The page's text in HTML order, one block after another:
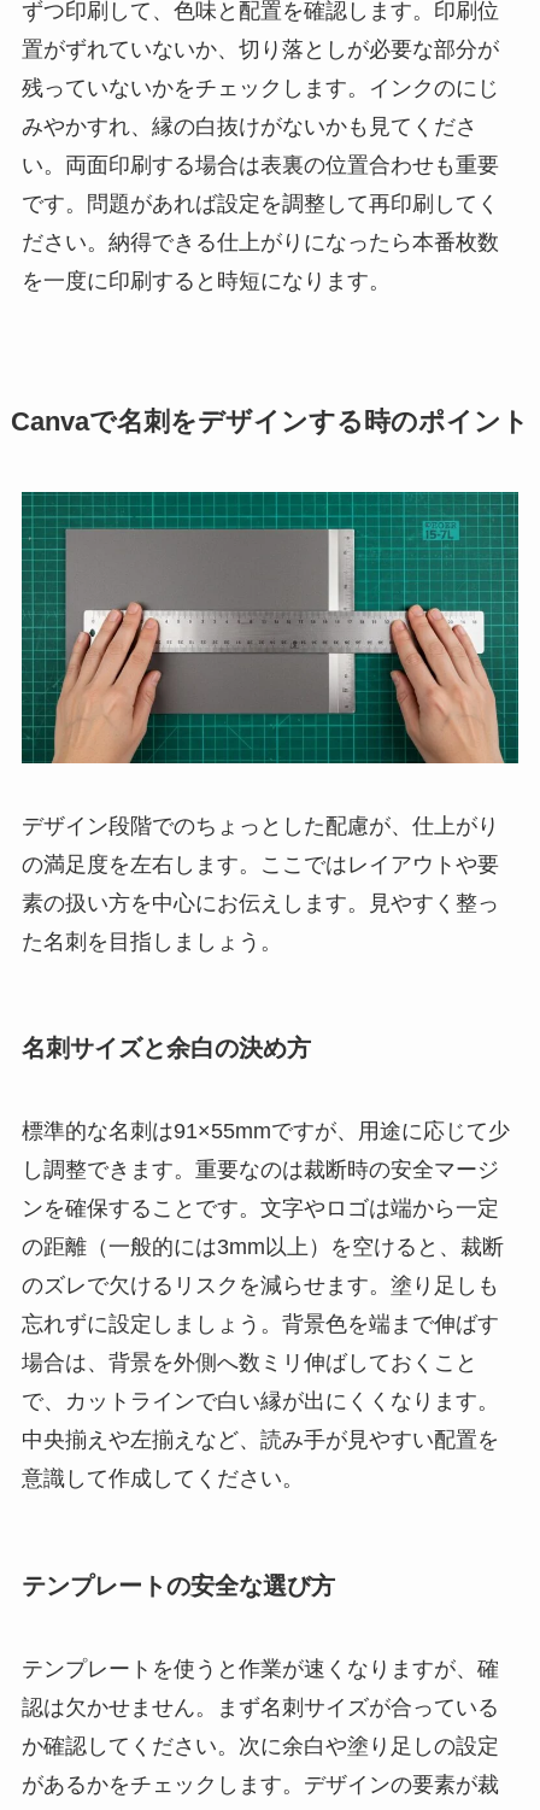
ずつ印刷して、色味と配置を確認します。印刷位
置がずれていないか、切り落としが必要な部分が
残っていないかをチェックします。インクのにじ
みやかすれ、縁の白抜けがないかも見てくださ
い。両面印刷する場合は表裏の位置合わせも重要
です。問題があれば設定を調整して再印刷してく
ださい。納得できる仕上がりになったら本番枚数
を一度に印刷すると時短になります。
Canvaで名刺をデザインする時のポイント
デザイン段階でのちょっとした配慮が、仕上がり
の満足度を左右します。ここではレイアウトや要
素の扱い方を中心にお伝えします。見やすく整っ
た名刺を目指しましょう。
名刺サイズと余白の決め方
標準的な名刺は91×55mmですが、用途に応じて少
し調整できます。重要なのは裁断時の安全マージ
ンを確保することです。文字やロゴは端から一定
の距離（一般的には3mm以上）を空けると、裁断
のズレで欠けるリスクを減らせます。塗り足しも
忘れずに設定しましょう。背景色を端まで伸ばす
場合は、背景を外側へ数ミリ伸ばしておくこと
で、カットラインで白い縁が出にくくなります。
中央揃えや左揃えなど、読み手が見やすい配置を
意識して作成してください。
テンプレートの安全な選び方
テンプレートを使うと作業が速くなりますが、確
認は欠かせません。まず名刺サイズが合っている
か確認してください。次に余白や塗り足しの設定
があるかをチェックします。デザインの要素が裁